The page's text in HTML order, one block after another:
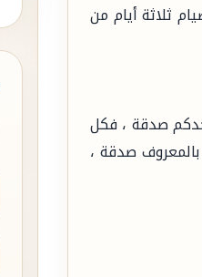
ثلاثة أيام من
صدقة ، فكل
صدقة ،